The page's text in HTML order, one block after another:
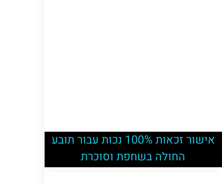
אישור זכאות 100% נכות עבור תובע
החולה בשחפת וסוכרת